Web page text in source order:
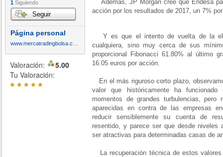
1 Siguiendo
Seguir
Página personal
Valoración:
5.00
Tu Valoración:
*****
Además, JP Morgan cree que Endesa
acción por los resultados de 2017, un 7%
Y es que el intento de vuelta de la
cualquiera, sino muy cerca de sus
proporcional Fibonacci 61.80% al último
16.05 euros por acción.
En el más riguroso corto plazo,
valor que históricamente ha
momentos de grandes turbulencias,
aparecidas en contra de las empresas
reducir sensiblemente su cuenta de
resentido, y parece ser que desde niveles
ser atractivas para determinadas casas de
La recuperación técnica de estos